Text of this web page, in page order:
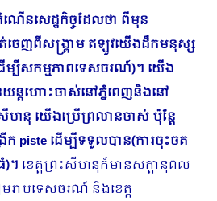
ើនសេដ្ឋកិច្ចដែលថា ពីមុន
ចេញពីសង្រ្គាម ឥឡូវយើងដឹកមនុស្ស
ម្បីសកម្មភាពទេសចរណ៍)។ យើង
ន្តហោះចាស់នៅភ្នំពេញនិងនៅ
ហនុ យើងប្រើព្រលានចាស់ ប៉ុន្តែ
កpiste ដើម្បីទទួលបាន(ការចុះចត
)។ ខេត្តព្រះសីហនុក៏មានសក្តានុពល
រាបទេសចរណ៍ និងខេត្ត